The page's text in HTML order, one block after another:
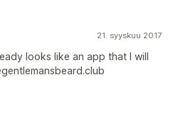
21. syyskuu 2017
looks like an app that I will